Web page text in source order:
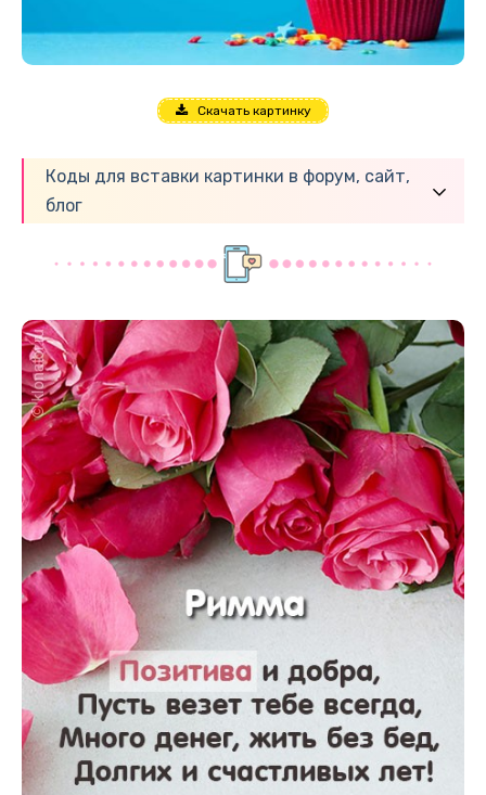
Скачать картинку
Коды для вставки картинки в форум, сайт,
блог